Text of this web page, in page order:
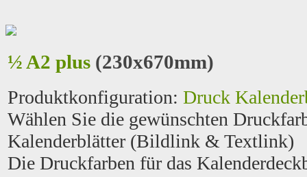
½ A2 plus (230x670mm)
Produktkonfiguration: Druck
Wählen Sie die gewünschten
Kalenderblätter (Bildlink & Textlink)
Die Druckfarben für das